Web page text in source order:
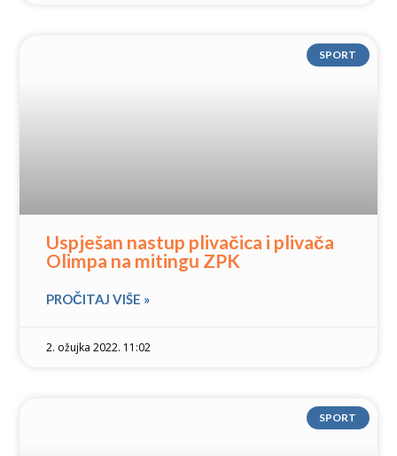
SPORT
Uspješan nastup plivačica i plivača
Olimpa na mitingu ZPK
PROČITAJ VIŠE »
2. ožujka 2022. 11:02
SPORT